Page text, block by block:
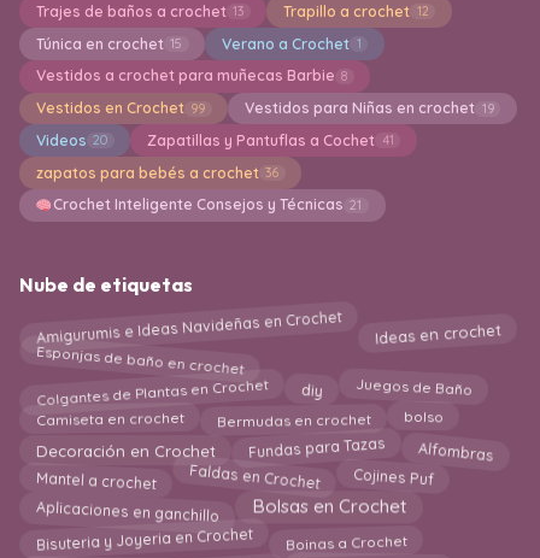
Trajes de baños a crochet 13 Trapillo a crochet 12
Túnica en crochet 15 Verano a Crochet 1
Vestidos a crochet para muñecas Barbie 8
Vestidos en Crochet 99 Vestidos para Niñas en crochet 19
Videos 20 Zapatillas y Pantuflas a Cochet 41
zapatos para bebés a crochet 36
Crochet Inteligente Consejos y Técnicas 21
Nube de etiquetas
Amigurumis e Ideas Navideñas en Crochet Ideas en crochet
Esponjas de baño en crochet
Colgantes de Plantas en Crochet diy Juegos de Baño
Camiseta en crochet Bermudas en crochet bolso
Decoración en Crochet Fundas para Tazas Alfombras
Mantel a crochet Faldas en Crochet Cojines Puf
Aplicaciones en ganchillo Bolsas en Crochet
Bisuteria y Joyeria en Crochet Boinas a Crochet